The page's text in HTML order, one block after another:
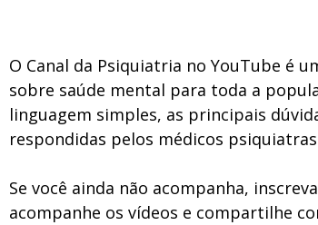
O Canal da Psiquiatria no YouTube é
sobre saúde mental para toda a
linguagem simples, as principais
respondidas pelos médicos
Se você ainda não acompanha,
acompanhe os vídeos e compartilhe